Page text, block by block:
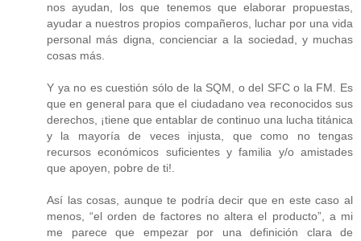
nos ayudan, los que tenemos que elaborar propuestas,
ayudar a nuestros propios compañeros, luchar por una vida
personal más digna, concienciar a la sociedad, y muchas
cosas más.
Y ya no es cuestión sólo de la SQM, o del SFC o la FM. Es
que en general para que el ciudadano vea reconocidos sus
derechos, ¡tiene que entablar de continuo una lucha titánica
y la mayoría de veces injusta, que como no tengas
recursos económicos suficientes y familia y/o amistades
que apoyen, pobre de ti!.
Así las cosas, aunque te podría decir que en este caso al
menos, “el orden de factores no altera el producto”, a mi
me parece que empezar por una definición clara de